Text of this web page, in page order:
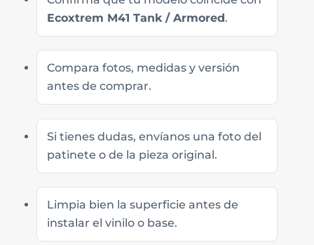
Ecoxtrem M41 Tank / Armored.
Compara fotos, medidas y versión
antes de comprar.
Si tienes dudas, envíanos una foto del
patinete o de la pieza original.
Limpia bien la superficie antes de
instalar el vinilo o base.